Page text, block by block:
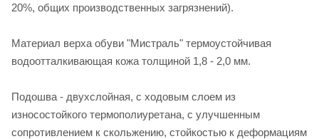
20%, общих производственных загрязнений).
Материал верха обуви "Мистраль" термоустойчивая
водоотталкивающая кожа толщиной 1,8 - 2,0 мм.
Подошва - двухслойная, с ходовым слоем из
износостойкого термополиуретана, с улучшенным
сопротивлением к скольжению, стойкостью к деформациям